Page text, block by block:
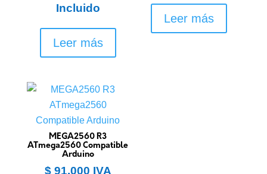
Incluido
Leer más
Leer más
MEGA2560 R3
ATmega2560 Compatible
Arduino
$91.000 IVA